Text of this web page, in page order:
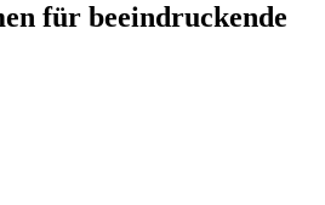
für beeindruckende